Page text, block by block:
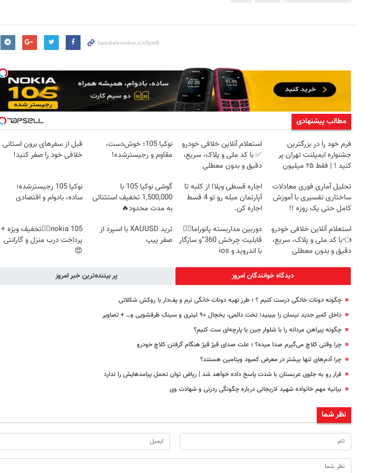
مطالب پیشنهادی
فرم خود را در بزرگترین
جشنواره ایمپلنت تهران پر
کنید ! | فقط ۲۵ میلیون
استعلام آنلاین خلافی خودرو
✅ با کد ملی و پلاک، سریع،
دقیق و بدون معطلی
نوکیا 105؛ خوش‌دست،
مقاوم و رجیسترشده!
قبل از سفرهای برون استانی
خلافی خود را صفر کنید!
تحلیل آماری فوری معادلات
ساختاری تفسیری با آموزش
کامل حتی یک روزه !!
اجاره‌ قسطی ویلا! از کلبه تا
آپارتمان مبله رو تو 4 قسط
اجاره کن.
گوشی نوکیا 105 با
1,500,000 تخفیف استثنائی
به مدت محدود🔥
نوکیا 105 رجیسترشده؛
ساده، بادوام و اقتصادی
استعلام آنلاین خلافی خودرو
👈با کد ملی و پلاک، سریع،
دقیق و بدون معطلی
دوربین مداربسته پانوراما👈🏻
قابلیت چرخش 360°و سازگار
با اندروید و ios
ترید XAUUSD با اسپرد از
صفر پیپ
nokia 105👈🏻تخفیف ویژه +
پرداخت درب منزل و گارانتی
😍
دیدگاه خوانندگان امروز پر بیننده‌ترین خبر امروز
چگونه دونات خانگی درست کنیم ؟ ؛ طرز تهیه دونات خانگی نرم و پف‌دار با روکش شکلاتی
داخل کمپر جدید نیسان را ببینید؛ تخت دائمی، یخچال ۹۰ لیتری و سینک ظرفشویی و… + تصاویر
چگونه پیراهن مردانه را با شلوار جین یا پارچه‌ای ست کنیم؟
چرا وقتی کلاچ می‌گیرم صدا میده؟ ؛ علت صدای قیژ قیژ هنگام گرفتن کلاچ خودرو
چرا آدم‌های تنها بیشتر در معرض کمبود ویتامین هستند؟
فرار رو به جلوی عربستان با شدت پاسخ داده خواهد شد | ریاض توان تحمل پیامدهایش را ندارد
بیانیه مهم خانواده شهید لاریجانی درباره چگونگی ردزنی و شهادت وی
نظر شما